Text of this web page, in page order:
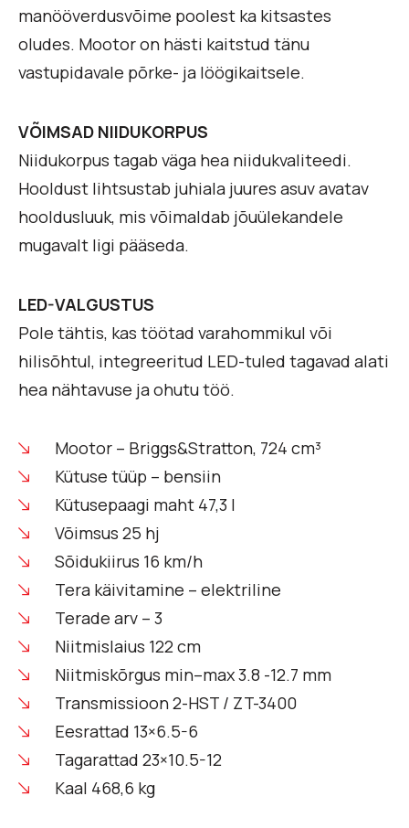
manööverdusvõime poolest ka kitsastes
oludes. Mootor on hästi kaitstud tänu
vastupidavale põrke- ja löögikaitsele.
VÕIMSAD NIIDUKORPUS
Niidukorpus tagab väga hea niidukvaliteedi.
Hooldust lihtsustab juhiala juures asuv avatav
hooldusluuk, mis võimaldab jõuülekandele
mugavalt ligi pääseda.
LED-VALGUSTUS
Pole tähtis, kas töötad varahommikul või
hilisõhtul, integreeritud LED-tuled tagavad alati
hea nähtavuse ja ohutu töö.
Mootor – Briggs&Stratton, 724 cm³
Kütuse tüüp – bensiin
Kütusepaagi maht 47,3 l
Võimsus 25 hj
Sõidukiirus 16 km/h
Tera käivitamine – elektriline
Terade arv – 3
Niitmislaius 122 cm
Niitmiskõrgus min–max 3.8 -12.7 mm
Transmissioon 2-HST / ZT-3400
Eesrattad 13×6.5-6
Tagarattad 23×10.5-12
Kaal 468,6 kg